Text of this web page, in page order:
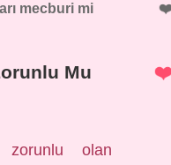
mecburi mi
Mu
zorunlu olan